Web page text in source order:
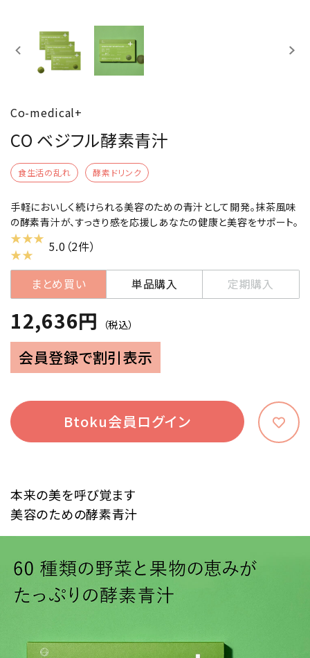
Co-medical+
CO ベジフル酵素青汁
食生活の乱れ 酵素ドリンク
手軽においしく続けられる美容のための青汁として開発。抹茶風味
の酵素青汁が、すっきり感を応援しあなたの健康と美容をサポート。
★ ★ ★
★ ★
5.0（2件）
まとめ買い 単品購入 定期購入
12,636円 （税込）
会員登録で割引表示
Btoku会員ログイン
本来の美を呼び覚ます
美容のための酵素青汁